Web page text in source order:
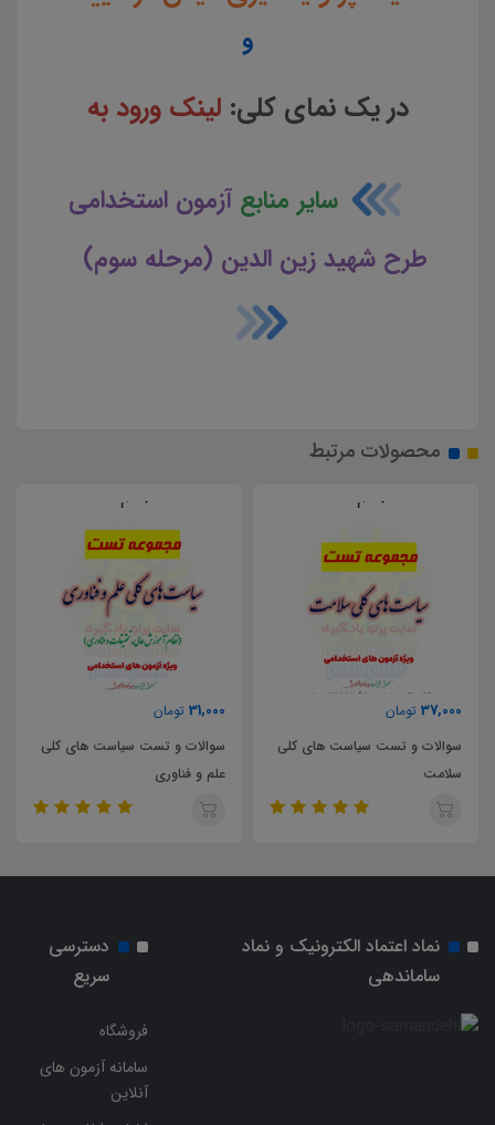
و
در یک نمای کلی:لینک ورود به
سایر منابعآزمون استخدامی
طرح شهید زین الدین (مرحله سوم)
محصولات مرتبط
37,000 تومان
سوالات و تست سیاست های کلی
سلامت
31,000 تومان
سوالات و تست سیاست های کلی
علم و فناوری
نماد اعتماد الکترونیک و نماد
ساماندهی
دسترسی
سریع
فروشگاه
سامانه آزمون های
آنلاین